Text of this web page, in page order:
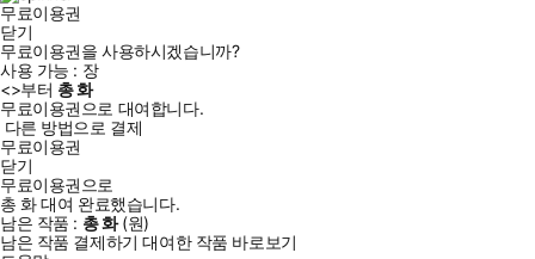
무료이용권
닫기
무료이용권을 사용하시겠습니까?
사용 가능 : 장
<>부터 총화
무료이용권으로 대여합니다.
다른 방법으로 결제
무료이용권
닫기
무료이용권으로
총 화대여 완료했습니다.
남은 작품 : 총화(원)
남은 작품 결제하기 대여한 작품 바로보기